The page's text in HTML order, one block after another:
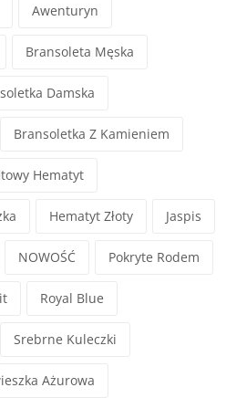
Awenturyn
Bransoleta Męska
Damska
Bransoletka Z Kamieniem
Hematyt
Hematyt Złoty Jaspis
NOWOŚĆ Pokryte Rodem
Royal Blue
Srebrne Kuleczki
Ażurowa